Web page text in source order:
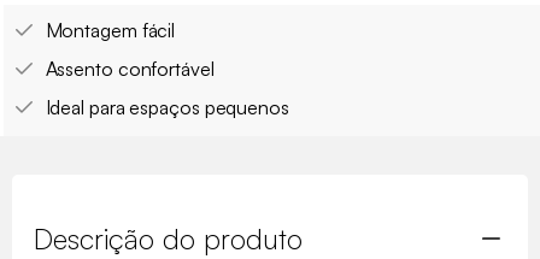
Montagem fácil
Assento confortável
Ideal para espaços pequenos
Descrição do produto